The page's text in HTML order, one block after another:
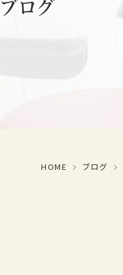
ブログ
HOME ブログ